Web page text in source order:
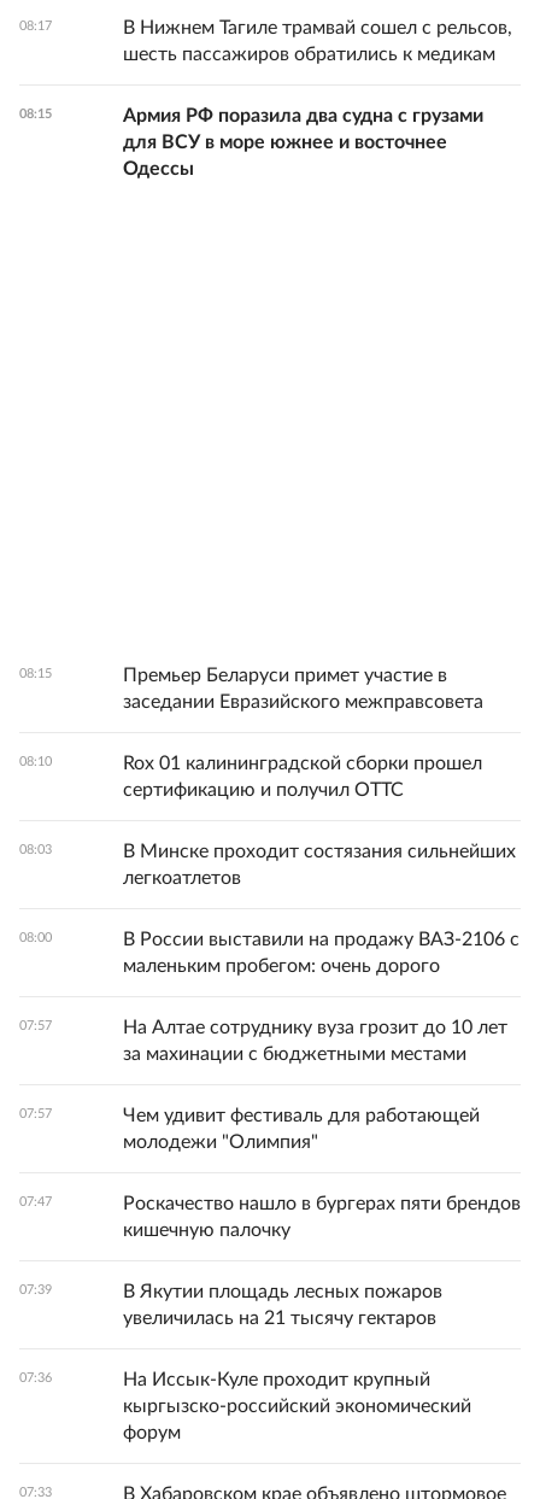
08:17
В Нижнем Тагиле трамвай сошел с рельсов,
шесть пассажиров обратились к медикам
08:15
Армия РФ поразила два судна с грузами
для ВСУ в море южнее и восточнее
Одессы
08:15
Премьер Беларуси примет участие в
заседании Евразийского межправсовета
08:10
Rox 01 калининградской сборки прошел
сертификацию и получил ОТТС
08:03
В Минске проходит состязания сильнейших
легкоатлетов
08:00
В России выставили на продажу ВАЗ-2106 с
маленьким пробегом: очень дорого
07:57
На Алтае сотруднику вуза грозит до 10 лет
за махинации с бюджетными местами
07:57
Чем удивит фестиваль для работающей
молодежи "Олимпия"
07:47
Роскачество нашло в бургерах пяти брендов
кишечную палочку
07:39
В Якутии площадь лесных пожаров
увеличилась на 21 тысячу гектаров
07:36
На Иссык-Куле проходит крупный
кыргызско-российский экономический
форум
07:33 В Хабаровском крае объявлено штормовое